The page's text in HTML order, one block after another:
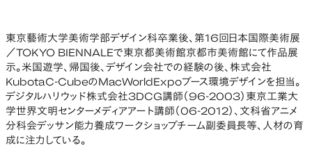
東京藝術大学美術学部デザイン科卒業後、第16回日本国際美術展
／TOKYO BIENNALEで東京都美術館京都市美術館にて作品展
示。米国遊学、帰国後、デザイン会社での経験の後、株式会社
KubotaC-CubeのMacWorldExpoブース環境デザインを担当。
デジタルハリウッド株式会社3DCG講師（96-2003）東京工業大
学世界文明センターメディアアート講師（06-2012）、文科省アニメ
分科会デッサン能力養成ワークショップチーム副委員長等、人材の育
成に注力している。